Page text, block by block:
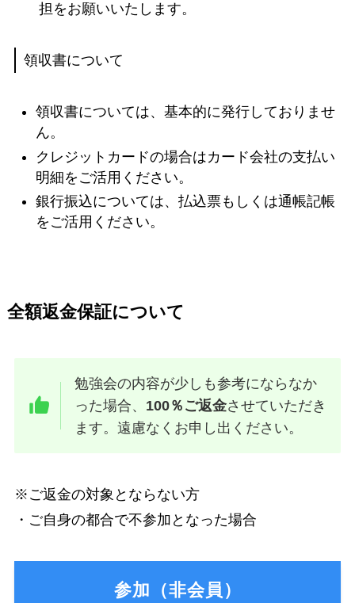
担をお願いいたします。
領収書について
領収書については、基本的に発行しておりませ
ん。
クレジットカードの場合はカード会社の支払い
明細をご活用ください。
銀行振込については、払込票もしくは通帳記帳
をご活用ください。
全額返金保証について
勉強会の内容が少しも参考にならなか
った場合、 100％ご返金させていただき
ます。遠慮なくお申し出ください。
※ご返金の対象とならない方
・ご自身の都合で不参加となった場合
参加（非会員）